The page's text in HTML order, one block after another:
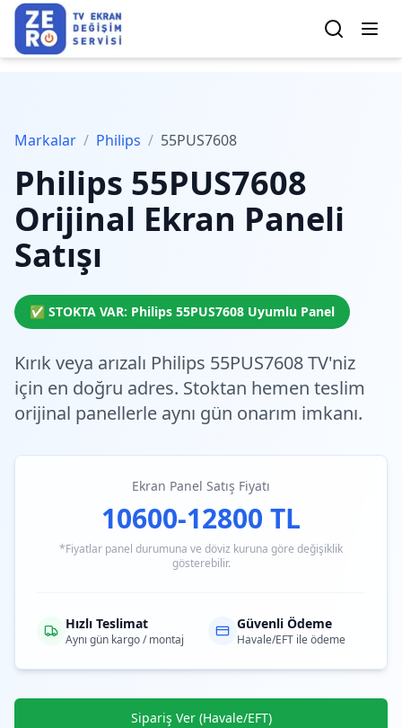
Markalar / Philips / 55PUS7608
Philips 55PUS7608
Orijinal Ekran Paneli
Satışı
✅ STOKTA VAR: Philips 55PUS7608 Uyumlu Panel
Kırık veya arızalı Philips 55PUS7608 TV'niz
için en doğru adres. Stoktan hemen teslim
orijinal panellerle aynı gün onarım imkanı.
Ekran Panel Satış Fiyatı
10600-12800 TL
*Fiyatlar panel durumuna ve döviz kuruna göre değişiklik
gösterebilir.
Hızlı Teslimat
Aynı gün kargo / montaj
Güvenli Ödeme
Havale/EFT ile ödeme
Sipariş Ver (Havale/EFT)